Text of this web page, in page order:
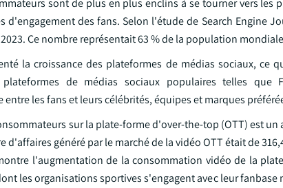
sont de plus en plus enclins à se tourner vers les
d'engagement des fans. Selon l'étude de Search Engine
Ce nombre représentait 63 % de la population
la croissance des plateformes de médias sociaux, ce
de médias sociaux populaires telles que
les fans et leurs célébrités, équipes et marques
sur la plate-forme d'over-the-top (OTT) est
d'affaires généré par le marché de la vidéo OTT était de
l'augmentation de la consommation vidéo de la
les organisations sportives s'engagent avec leur